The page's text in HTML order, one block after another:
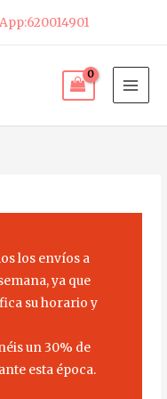
los envíos a
ya que
su horario y
un 30% de
esta época.